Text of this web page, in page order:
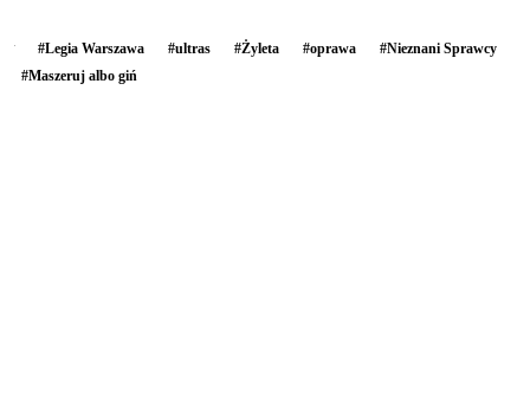
#Legia Warszawa #ultras #Żyleta #oprawa #Nieznani Sprawcy
#Maszeruj albo giń